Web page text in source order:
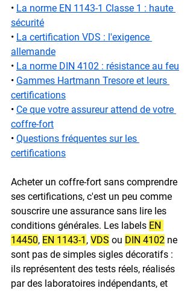
• La norme EN 1143-1 Classe 1 : haute
sécurité
• La certification VDS : l'exigence
allemande
• La norme DIN 4102 : résistance au feu
• Gammes Hartmann Tresore et leurs
certifications
• Ce que votre assureur attend de votre
coffre-fort
• Questions fréquentes sur les
certifications
Acheter un coffre-fort sans comprendre
ses certifications, c'est un peu comme
souscrire une assurance sans lire les
conditions générales. Les labels EN
14450, EN 1143-1 , VDS ou DIN 4102 ne
sont pas de simples sigles décoratifs :
ils représentent des tests réels, réalisés
par des laboratoires indépendants, et